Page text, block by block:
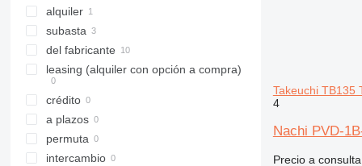
317
318
320
321
323
324
325
8050
8052
8060
8080
JS
Robot
alquiler
subasta
del fabricante
leasing (alquiler con opción a compra)
crédito
a plazos
permuta
intercambio
Takeuchi TB135
4
Nachi PVD-
Precio a